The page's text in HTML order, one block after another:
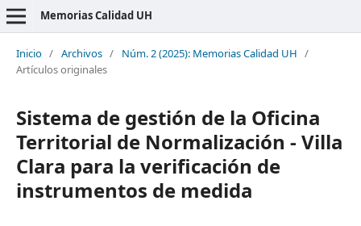
Memorias Calidad UH
Inicio / Archivos / Núm. 2 (2025): Memorias Calidad UH /
Artículos originales
Sistema de gestión de la Oficina
Territorial de Normalización - Villa
Clara para la verificación de
instrumentos de medida